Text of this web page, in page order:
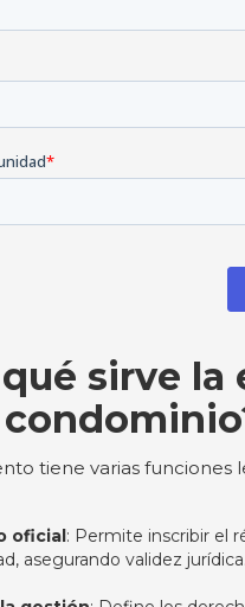
qué sirve
tiene varias funciones
oficial: Permite inscribir el
asegurando validez jurídica.